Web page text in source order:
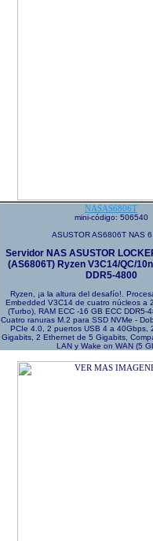
NASAS6806T
mini-código: 506540
ASUSTOR AS6806T NAS
Servidor NAS ASUSTOR
(AS6806T) Ryzen V3C14/QC/
DDR5-4800
Ryzen, ¡a la altura del desafío!.
Embedded V3C14 de cuatro núcleos a
(Turbo), RAM ECC -16 GB ECC DDR5-
Cuatro ranuras M.2 para SSD NVMe -
PCIe 4.0, 2 puertos USB 4 a 40Gbps,
Gigabits, 2 Ethernet de 5 Gigabits,
LAN y Wake on WAN (5